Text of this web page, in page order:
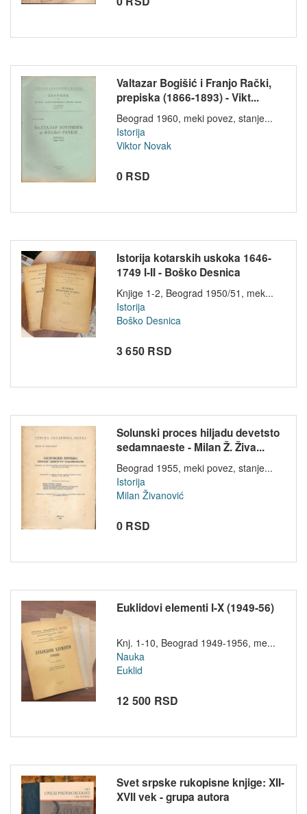
Valtazar Bogišić i Franjo Rački,
prepiska (1866-1893) - Vikt...
Beograd 1960, meki povez, stanje...
Istorija
Viktor Novak
0 RSD
Istorija kotarskih uskoka 1646-
1749 I-II - Boško Desnica
Knjige 1-2, Beograd 1950/51, mek...
Istorija
Boško Desnica
3 650 RSD
Solunski proces hiljadu devetsto
sedamnaeste - Milan Ž. Živa...
Beograd 1955, meki povez, stanje...
Istorija
Milan Živanović
0 RSD
Euklidovi elementi I-X (1949-56)
Knj. 1-10, Beograd 1949-1956, me...
Nauka
Euklid
12 500 RSD
Svet srpske rukopisne knjige: XII-
XVII vek - grupa autora